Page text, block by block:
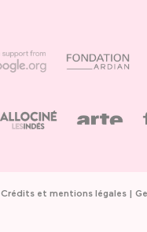
Crédits et mentions légales